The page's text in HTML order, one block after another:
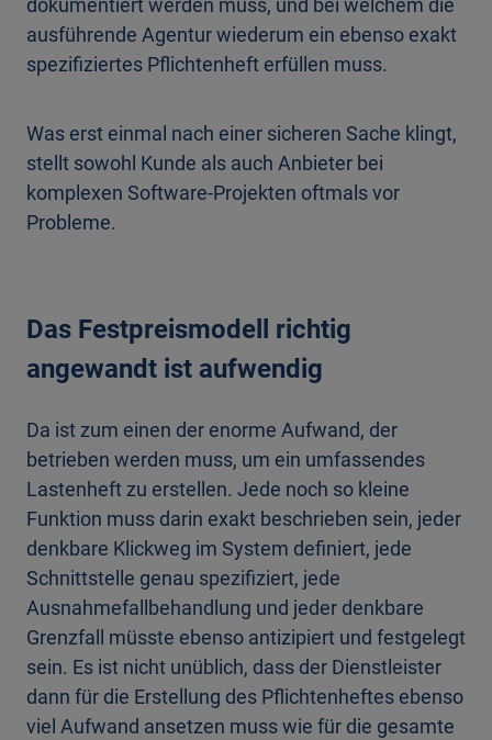
dokumentiert werden muss, und bei welchem die
ausführende Agentur wiederum ein ebenso exakt
spezifiziertes Pflichtenheft erfüllen muss.
Was erst einmal nach einer sicheren Sache klingt,
stellt sowohl Kunde als auch Anbieter bei
komplexen Software-Projekten oftmals vor
Probleme.
Das Festpreismodell richtig
angewandt ist aufwendig
Da ist zum einen der enorme Aufwand, der
betrieben werden muss, um ein umfassendes
Lastenheft zu erstellen. Jede noch so kleine
Funktion muss darin exakt beschrieben sein, jeder
denkbare Klickweg im System definiert, jede
Schnittstelle genau spezifiziert, jede
Ausnahmefallbehandlung und jeder denkbare
Grenzfall müsste ebenso antizipiert und festgelegt
sein. Es ist nicht unüblich, dass der Dienstleister
dann für die Erstellung des Pflichtenheftes ebenso
viel Aufwand ansetzen muss wie für die gesamte